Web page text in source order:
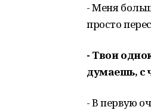
- Меня
просто
- Твои
думаешь, с
- В первую